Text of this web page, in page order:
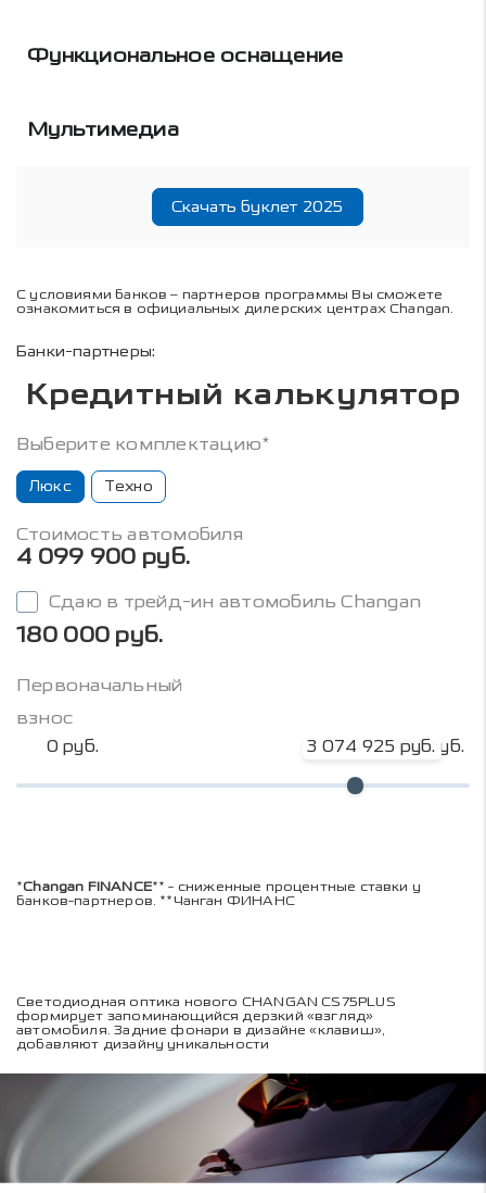
Функциональное оснащение
Мультимедиа
Скачать буклет 2025
С условиями банков – партнеров программы Вы сможете
ознакомиться в официальных дилерских центрах Changan.
Банки-партнеры:
Кредитный калькулятор
Выберите комплектацию*
Люкс Техно
Стоимость автомобиля
4 099 900 руб.
Сдаю в трейд-ин автомобиль Changan
180 000 руб.
Первоначальный
взнос
0 руб. 3 074 925 руб.
4 099 900 руб.
*Changan FINANCE** - сниженные процентные ставки у
банков-партнеров. **Чанган ФИНАНС
Светодиодная оптика нового CHANGAN CS75PLUS
формирует запоминающийся дерзкий «взгляд»
автомобиля. Задние фонари в дизайне «клавиш»,
добавляют дизайну уникальности